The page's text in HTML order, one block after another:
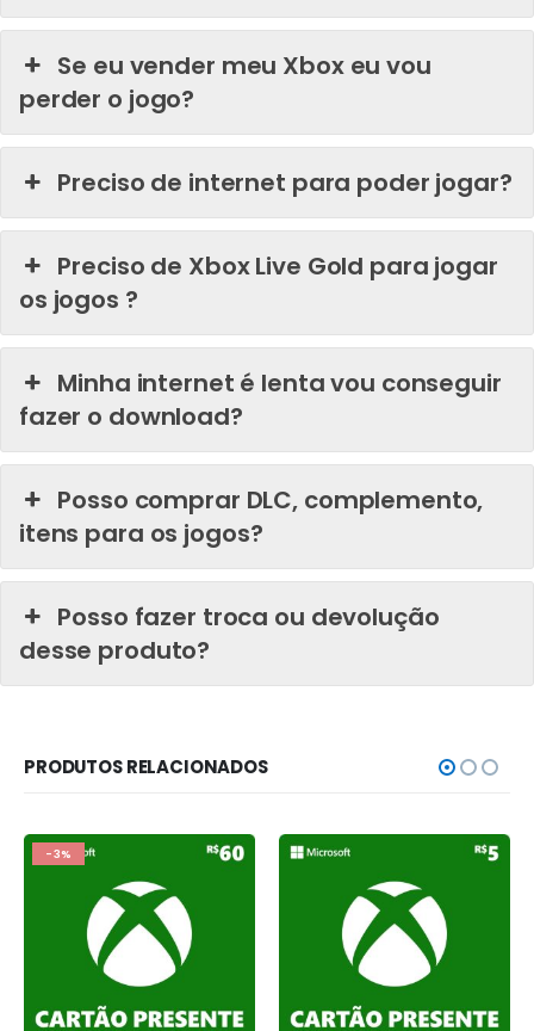
Se eu vender meu Xbox eu vou
perder o jogo?
Preciso de internet para poder jogar?
Preciso de Xbox Live Gold para jogar
os jogos ?
Minha internet é lenta vou conseguir
fazer o download?
Posso comprar DLC, complemento,
itens para os jogos?
Posso fazer troca ou devolução
desse produto?
PRODUTOS RELACIONADOS